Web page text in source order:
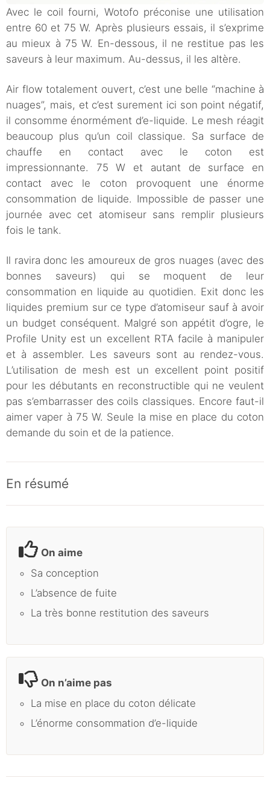
Avec le coil fourni, Wotofo préconise une utilisation
entre 60 et 75 W. Après plusieurs essais, il s’exprime
au mieux à 75 W. En-dessous, il ne restitue pas les
saveurs à leur maximum. Au-dessus, il les altère.
Air flow totalement ouvert, c’est une belle “machine à
nuages”, mais, et c’est surement ici son point négatif,
il consomme énormément d’e-liquide. Le mesh réagit
beaucoup plus qu’un coil classique. Sa surface de
chauffe en contact avec le coton est
impressionnante. 75 W et autant de surface en
contact avec le coton provoquent une énorme
consommation de liquide. Impossible de passer une
journée avec cet atomiseur sans remplir plusieurs
fois le tank.
Il ravira donc les amoureux de gros nuages (avec des
bonnes saveurs) qui se moquent de leur
consommation en liquide au quotidien. Exit donc les
liquides premium sur ce type d’atomiseur sauf à avoir
un budget conséquent. Malgré son appétit d’ogre, le
Profile Unity est un excellent RTA facile à manipuler
et à assembler. Les saveurs sont au rendez-vous.
L’utilisation de mesh est un excellent point positif
pour les débutants en reconstructible qui ne veulent
pas s’embarrasser des coils classiques. Encore faut-il
aimer vaper à 75 W. Seule la mise en place du coton
demande du soin et de la patience.
En résumé
On aime
Sa conception
L’absence de fuite
La très bonne restitution des saveurs
On n’aime pas
La mise en place du coton délicate
L’énorme consommation d’e-liquide